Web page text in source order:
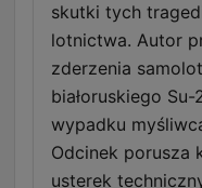
skutki tych
lotnictwa. Autor
zderzenia
białoruskiego
wypadku
Odcinek porusza
usterek